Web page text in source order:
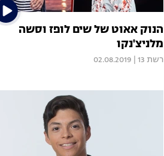
הנוק אאוט של שים לופז וסשה
מלניצ'נקו
רשת 13 02.08.2019